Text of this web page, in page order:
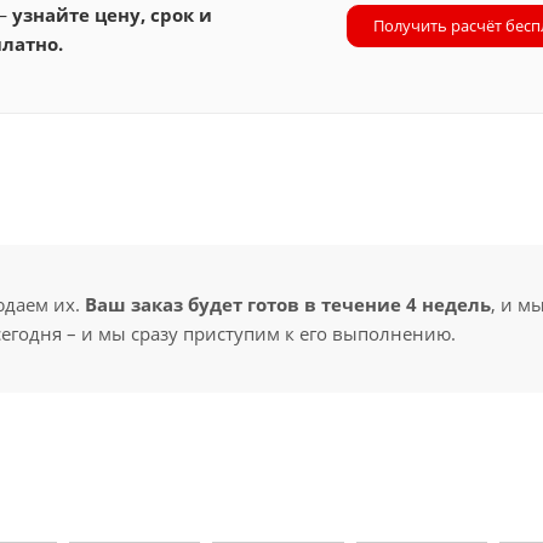
узнайте цену, срок и
Получить расчёт
их. Ваш заказ будет готов в течение 4 недель, и мы
– и мы сразу приступим к его выполнению.